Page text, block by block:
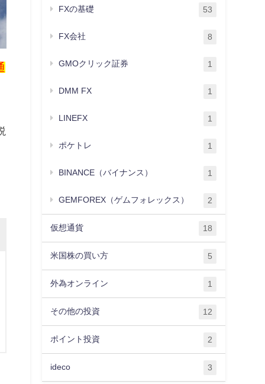
FXの基礎 53
FX会社 8
GMOクリック証券 1
DMM FX 1
LINEFX 1
ポケトレ 1
BINANCE（バイナンス） 1
GEMFOREX（ゲムフォレックス） 2
仮想通貨 18
米国株の買い方 5
外為オンライン 1
その他の投資 12
ポイント投資 2
ideco 3